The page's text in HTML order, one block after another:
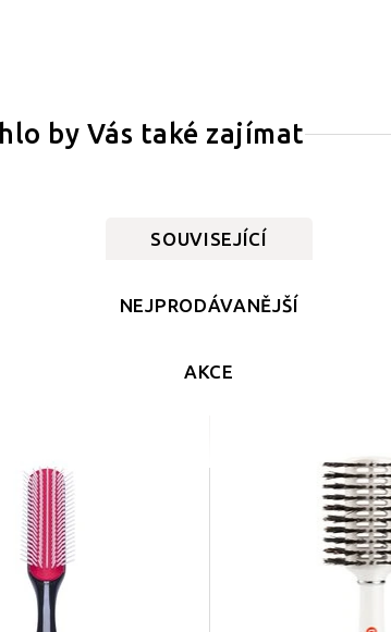
by Vás také zajímat
SOUVISEJÍCÍ
NEJPRODÁVANĚJŠÍ
AKCE